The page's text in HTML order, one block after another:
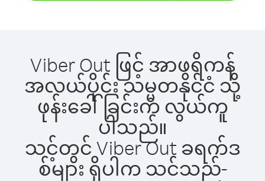
Viber Out ဖြင့် အာဖရိကန်
အလယ်ပိုင်း သမ္မတနိုင်ငံ သို့
ဖုန်းခေါ်ခြင်းက လွယ်ကူ
ပါသည်။
သင့်တွင် Viber Out ခရက်ဒ
စ်များ ရှိပါက သင်သည်-